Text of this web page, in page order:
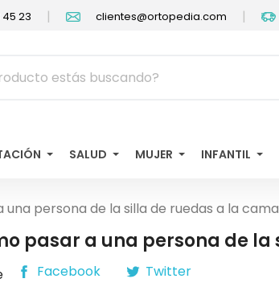
23 | clientes@ortopedia.com |
SALUD MUJER INFANTIL
una persona de la silla de ruedas a la
pasar a una persona de
Facebook Twitter